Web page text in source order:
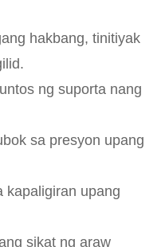
hakbang, tinitiyak
ng suporta nang
sa presyon upang
kapaligiran upang
sikat ng araw